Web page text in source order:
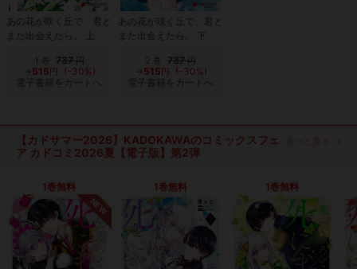
あの花が咲く丘で、君と
また出会えたら。 上
1 巻 737円
→ 515 円
(-30%)
電子書籍をカートへ
あの花が咲く丘で、君と
また出会えたら。 下
2 巻 737円
→ 515 円
(-30%)
電子書籍をカートへ
【カドサマー2026】KADOKAWAのコミックスフェ
ア カドコミ2026夏【電子版】第2弾
1巻無料
NEW
1巻無料 1巻無料